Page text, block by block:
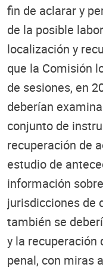
fin de aclarar y
de la posible
localización y
que la Comisión
de sesiones, en
deberían
conjunto de
recuperación de
estudio de
información
jurisdicciones de
también se
y la recuperación
penal, con miras